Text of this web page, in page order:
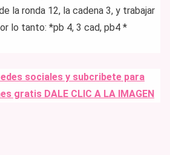
la ronda 12, la cadena 3, y trabajar
lo tanto: *pb 4, 3 cad, pb4 ​​*
sociales y subcribete para
gratis DALE CLIC A LA IMAGEN